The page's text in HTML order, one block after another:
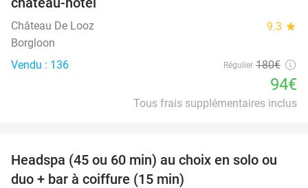
Château De Looz 9.3 star
Borgloon
Vendu : 136
Régulier 180€
94€
Tous frais supplémentaires inclus
34%
Headspa (45 ou 60 min) au choix en solo ou
duo + bar à coiffure (15 min)